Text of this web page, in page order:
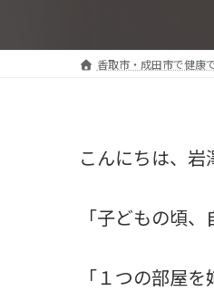
香取市・成田市で健康
こんにちは、岩
「子どもの頃
「１つの部屋